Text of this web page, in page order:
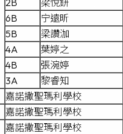
2B
梁悅鈃
6B
宁遠昕
5B
梁讚泇
4A
葉婷之
4B
張涴婷
3A
黎睿知
嘉諾撒聖瑪利學校
嘉諾撒聖瑪利學校
嘉諾撒聖瑪利學校